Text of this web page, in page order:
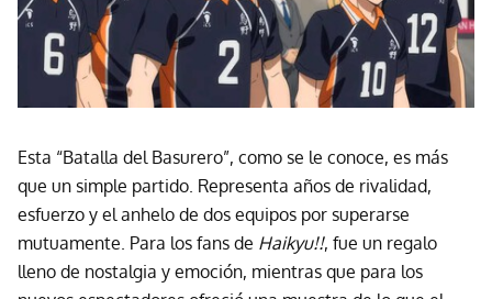
Esta “Batalla del Basurero”, como se le conoce, es más
que un simple partido. Representa años de rivalidad,
esfuerzo y el anhelo de dos equipos por superarse
mutuamente. Para los fans de Haikyu!!, fue un regalo
lleno de nostalgia y emoción, mientras que para los